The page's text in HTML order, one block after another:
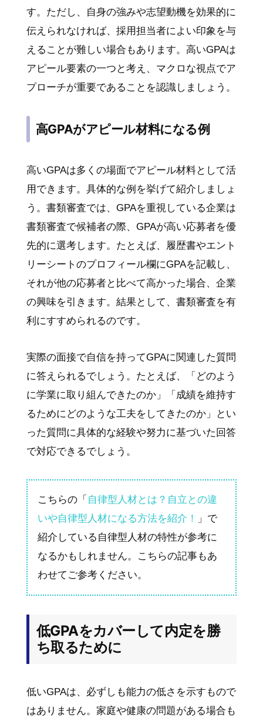
す。ただし、自身の強みや志望動機を効果的に
伝えられなければ、採用担当者によい印象を与
えることが難しい場合もあります。高いGPAは
アピール要素の一つと考え、マクロな視点でア
プローチが重要であることを認識しましょう。
高GPAがアピール材料になる例
高いGPAは多くの場面でアピール材料として活
用できます。具体的な例を挙げて紹介しましょ
う。書類審査では、GPAを重視している企業は
書類審査で候補者の際、GPAが高い応募者を優
先的に選考します。たとえば、履歴書やエント
リーシートのプロフィール欄にGPAを記載し、
それが他の応募者と比べて高かった場合、企業
の興味を引きます。結果として、書類審査を有
利にすすめられるのです。
実際の面接で自信を持ってGPAに関連した質問
に答えられるでしょう。たとえば、「どのよう
に学業に取り組んできたのか」「成績を維持す
るためにどのような工夫をしてきたのか」とい
った質問に具体的な経験や努力に基づいた回答
で対応できるでしょう。
こちらの「 自律型人材とは？自立との違
いや自律型人材になる方法を紹介！
」で
紹介している自律型人材の特性が参考に
なるかもしれません。こちらの記事もあ
わせてご参考ください。
低GPAをカバーして内定を勝
ち取るために
低いGPAは、必ずしも能力の低さを示すもので
はありません。家庭や健康の問題がある場合も